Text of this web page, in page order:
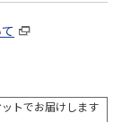
トでお届けします